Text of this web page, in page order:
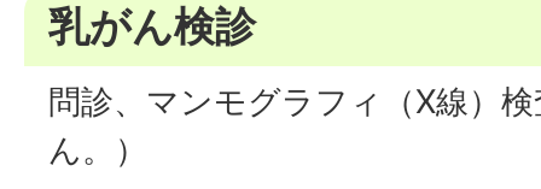
乳がん検診
問診、マンモグラフィ（X線）
ん。）